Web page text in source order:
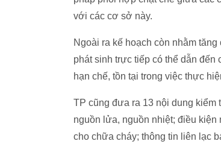
với các cơ sở này.
Ngoài ra kế hoạch còn nhằm
phát sinh trực tiếp có thể dẫn
hạn chế, tồn tại trong việc thực
TP cũng đưa ra 13 nội dung kiểm
nguồn lửa, nguồn nhiệt; điều
cho chữa cháy; thông tin liên lạc